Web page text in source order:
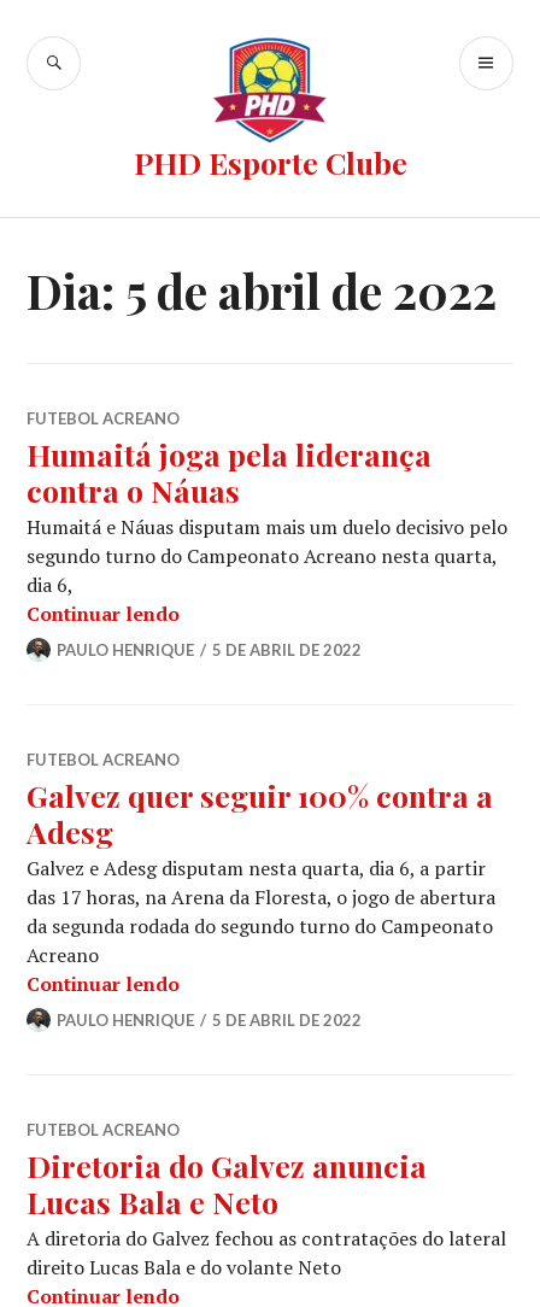
PHD Esporte Clube
Dia: 5 de abril de 2022
FUTEBOL ACREANO
Humaitá joga pela liderança
contra o Náuas
Humaitá e Náuas disputam mais um duelo decisivo pelo
segundo turno do Campeonato Acreano nesta quarta,
dia 6,
Continuar lendo
PAULO HENRIQUE 5 DE ABRIL DE 2022
FUTEBOL ACREANO
Galvez quer seguir 100% contra a
Adesg
Galvez e Adesg disputam nesta quarta, dia 6, a partir
das 17 horas, na Arena da Floresta, o jogo de abertura
da segunda rodada do segundo turno do Campeonato
Acreano
Continuar lendo
PAULO HENRIQUE 5 DE ABRIL DE 2022
FUTEBOL ACREANO
Diretoria do Galvez anuncia
Lucas Bala e Neto
A diretoria do Galvez fechou as contratações do lateral
direito Lucas Bala e do volante Neto
Continuar lendo